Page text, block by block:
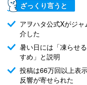
ざっくり言うと
アヲハタ公式Xがジ
介した
暑い日には「凍らせ
すめ」と説明
投稿は66万回以上表
反響が寄せられた